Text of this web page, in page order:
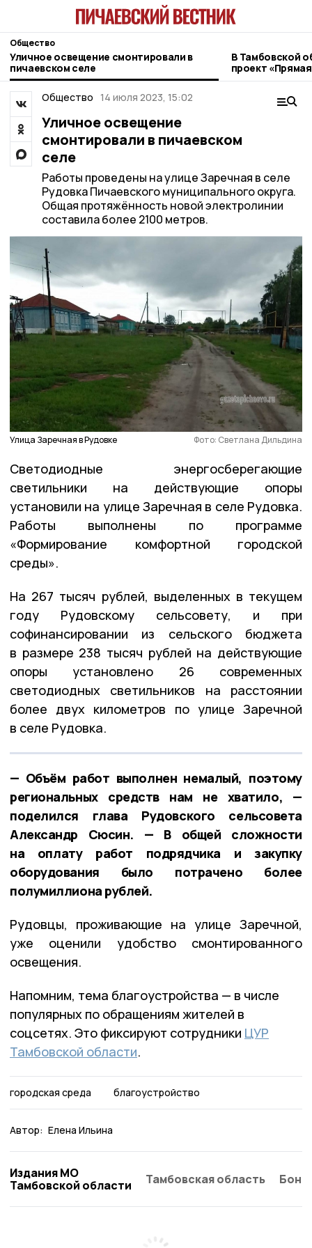
Общество
Уличное освещение смонтировали в
пичаевском селе
В Тамбовской
проект
ветеранов СВО
Общество 14 июля 2023, 15:02
Уличное освещение
смонтировали в пичаевском
селе
Работы проведены на улице Заречная в селе
Рудовка Пичаевского муниципального округа.
Общая протяжённость новой электролинии
составила более 2100 метров.
Улица Заречная в Рудовке Фото: Светлана Дильдина
Светодиодные энергосберегающие
светильники на действующие опоры
установили на улице Заречная в селе Рудовка.
Работы выполнены по программе
«Формирование комфортной городской
среды».
На 267 тысяч рублей, выделенных в текущем
году Рудовскому сельсовету, и при
софинансировании из сельского бюджета
в размере 238 тысяч рублей на действующие
опоры установлено 26 современных
светодиодных светильников на расстоянии
более двух километров по улице Заречной
в селе Рудовка.
— Объём работ выполнен немалый, поэтому
региональных средств нам не хватило, —
поделился глава Рудовского сельсовета
Александр Сюсин. — В общей сложности
на оплату работ подрядчика и закупку
оборудования было потрачено более
полумиллиона рублей.
Рудовцы, проживающие на улице Заречной,
уже оценили удобство смонтированного
освещения.
Напомним, тема благоустройства — в числе
популярных по обращениям жителей в
соцсетях. Это фиксируют сотрудники ЦУР
Тамбовской области.
городская среда благоустройство
Автор: Елена Ильина
Издания МО
Тамбовской области
Тамбовская область